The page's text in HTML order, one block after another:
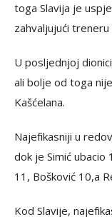
toga Slavija je
zahvaljujući
U posljednjoj
ali bolje od toga
Kašćelana.
Najefikasniji u
dok je Simić ubacio
11, Bošković 10,a
Kod Slavije,